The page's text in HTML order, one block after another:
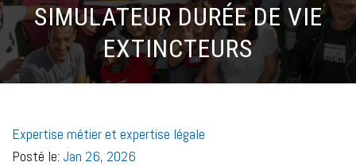
SIMULATEUR DURÉE DE VIE
EXTINCTEURS
Expertise métier et expertise légale
Posté le: Jan 26, 2026